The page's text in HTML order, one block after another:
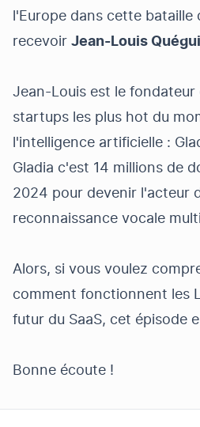
l'Europe dans cette bataille
recevoir Jean-Louis
Jean-Louis est le fondateur
startups les plus hot du
l'intelligence artificielle :
Gladia c'est 14 millions de
2024 pour devenir l'acteur
reconnaissance vocale
Alors, si vous voulez
comment fonctionnent les
futur du SaaS, cet épisode
Bonne écoute !